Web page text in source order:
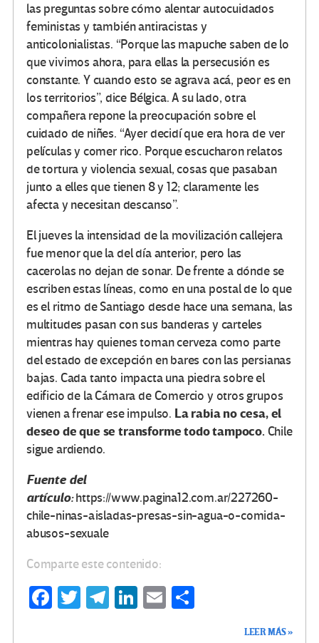
las preguntas sobre cómo alentar autocuidados
feministas y también antiracistas y
anticolonialistas. “Porque las mapuche saben de lo
que vivimos ahora, para ellas la persecusión es
constante. Y cuando esto se agrava acá, peor es en
los territorios”, dice Bélgica. A su lado, otra
compañera repone la preocupación sobre el
cuidado de niñes. “Ayer decidí que era hora de ver
películas y comer rico. Porque escucharon relatos
de tortura y violencia sexual, cosas que pasaban
junto a elles que tienen 8 y 12; claramente les
afecta y necesitan descanso”.
El jueves la intensidad de la movilización callejera
fue menor que la del día anterior, pero las
cacerolas no dejan de sonar. De frente a dónde se
escriben estas líneas, como en una postal de lo que
es el ritmo de Santiago desde hace una semana, las
multitudes pasan con sus banderas y carteles
mientras hay quienes toman cerveza como parte
del estado de excepción en bares con las persianas
bajas. Cada tanto impacta una piedra sobre el
edificio de la Cámara de Comercio y otros grupos
vienen a frenar ese impulso. La rabia no cesa, el
deseo de que se transforme todo tampoco. Chile
sigue ardiendo.
Fuente del
artículo:https://www.pagina12.com.ar/227260-
chile-ninas-aisladas-presas-sin-agua-o-comida-
abusos-sexuale
Comparte este contenido:
Fa T
Te Li
E
LEER MÁS »